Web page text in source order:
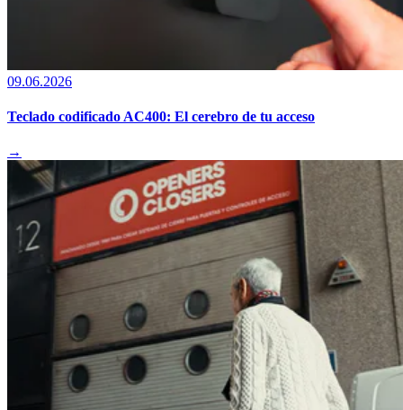
09.06.2026
Teclado codificado AC400: El cerebro de tu acceso
→